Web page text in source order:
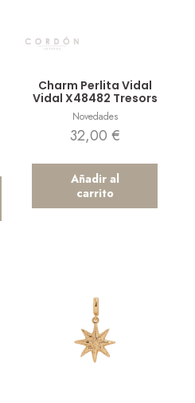
Charm Perlita Vidal
Vidal X48482 Tresors
Novedades
32,00 €
Añadir al
carrito